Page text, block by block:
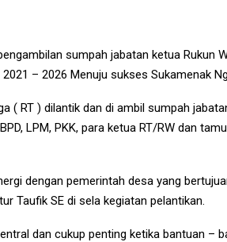
sumpah jabatan ketua Rukun
– 2026 Menuju sukses Sukamenak
( RT ) dilantik dan di ambil sumpah
LPM, PKK, para ketua RT/RW dan
dengan pemerintah desa yang
Taufik SE di sela kegiatan pelantikan.
dan cukup penting ketika bantuan –